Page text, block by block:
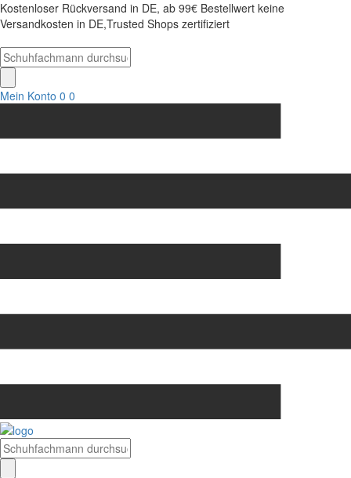
Kostenloser Rückversand in DE, ab 99€ Bestellwert keine
Versandkosten in DE,Trusted Shops zertifiziert
Mein Konto 0 0